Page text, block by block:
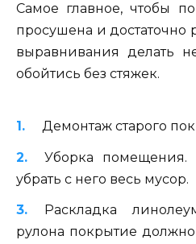
Самое главное, чтобы
просушена и достаточно
выравнивания делать
обойтись без стяжек.
Демонтаж старого
Уборка
убрать с него весь мусор.
Раскладка
рулона покрытие должно